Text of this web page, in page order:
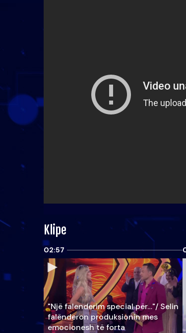
Klipe
02:57
"Një falenderim special për…"/ Selin
falënderon produksionin mes
emocionesh të forta